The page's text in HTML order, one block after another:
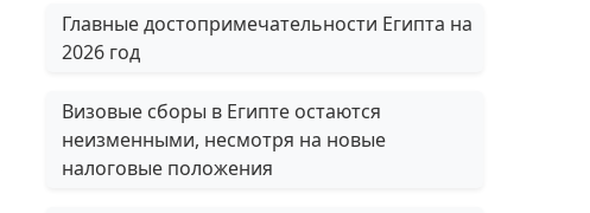
Главные достопримечательности Египта на
2026 год
Визовые сборы в Египте остаются
неизменными, несмотря на новые
налоговые положения